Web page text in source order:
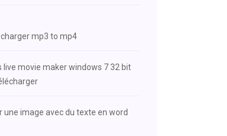
mp3 to mp4
live movie maker windows 7 32 bit
une image avec du texte en word